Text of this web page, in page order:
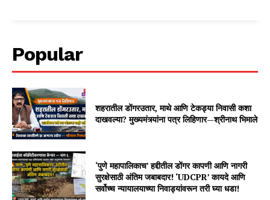
Popular
शहरातील डोंगरउतार, माथे आणि टेकड्या निवासी कशा
दाखवल्या? मुख्यमंत्र्यांना पत्र लिहिणार—श्रीनाथ भिमाले
‘पुणे महापालिकाच’ हद्दीतील डोंगर कापणी आणि नागरी
सुरक्षेसाठी अंतिम जबाबदार! ‘UDCPR’ कायदे आणि
सर्वोच्च न्यायालयाच्या निवाड्यांवरून तरी घ्या धडा!